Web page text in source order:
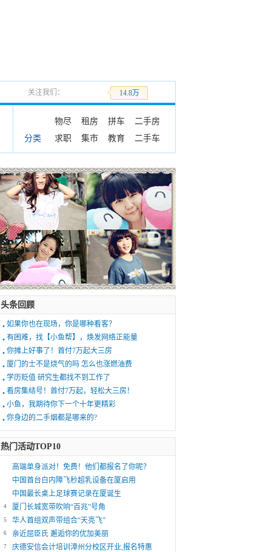
关注我们： 14.8万
分类
物尽 租房 拼车
二手房
求职
集市 教育 二手车
头条回顾
· 如果你也在现场，你是哪种看客？
· 有困难，找【小鱼帮】，焕发网络正能量
· 你摊上好事了！首付7万起大三房
· 厦门的士不是烧气的吗 怎么也涨燃油费
· 学历贬值 研究生都找不到工作了
· 看房集结号！首付7万起，轻松大三房！
· 小鱼，我期待你下一个十年更精彩
· 你身边的二手烟都是哪来的?
热门活动TOP10
高端单身派对！免费！他们都报名了你呢？
中国首台白内障飞秒超乳设备在厦启用
中国最长桌上足球赛记录在厦诞生
4 厦门长城宽带吹响“百兆”号角
5 华人首组双声带组合“天亮飞”
6 亲近屈臣氏 邂逅你的优加美丽
7 庆德安信会计培训漳州分校区开业,报名特惠